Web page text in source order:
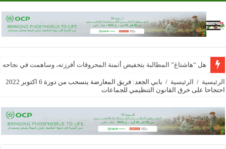
هل “هاشتاغ” المطالبة بتخفيض أثمنة المحروقات أفرزته، وساهمت في
الرئيسية / الرئيسية /
بابي الجعد: فريق المعارضة ينسحب من دورة 6 اكتوبر 2022
احتجاحا على خرق القانون التنظيمي للجماعات